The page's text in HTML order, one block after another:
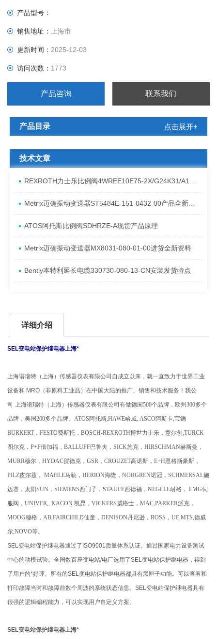
座变电站/电厂选用了SEL变电站保护继电器，得到了用户的*好
和打印故障当
产品型号：
销售地址：上海市
更新时间：2025-12-03
访问次数： 1773
产品咨询 联系我们
产品目录 点击展开+
技术文章
REXROTH力士乐比例阀4WREE10E75-2X/G24K31/A1V原厂发货资料
Metrix迈确振动变送器ST5484E-151-0432-00产品全新介绍
ATOS阿托斯比例阀SDHRZE-A现货产品原理
Metrix迈确振动变送器MX8031-080-01-00进货全新资料
Bently本特利延长电缆330730-080-13-CN安装发货特点
详细介绍
SEL变电站保护继电器上海*
上海谱瑞特（上海）传感器仪表有限公司自成立以来，就一直致力于世界工业
设备和 MRO（非原料工业品）在中国大陆的推广、销售和技术服务！我公
司 上海谱瑞特（上海）传感器仪表有限公司有做德国500个品牌，欧州300多个
品牌，美国200多个品牌。ATOS阿托斯,HAWE哈威, ASCO阿斯卡,宝德
BURKERT，FESTO费斯托，BOSCH-REXROTH博世力士乐，意尔创,TURCK
图尔克，P+F倍加福，BALLUFF巴鲁夫，SICK施克，HIRSCHMAN赫斯曼，
MURR穆尔，HYDAC贺德克，GSR，CROUZET高诺斯，E+H恩格斯豪斯，
PILZ皮尔兹， MAHLE马勒，HERION海隆，NORGREN诺冠，SCHMERSAL施
迈赛，太阳SUN，SIEMENS西门子，STAUFF西德福，NEGELE耐格， EMG伺
服阀，UNIVER,, KACON 凯昆，VICKERS威格士，MAC,PARKER派克，
MOOG穆格，AB,FAIRCHILD仙童，DENISON丹尼逊，ROSS，UE,MTS,德威
尔,NOVO等。
SEL变电站保护继电器通过了ISO9001质量体系认证。通过国家电力设备测试
中心的动模试验。全国数百座变电站/电厂选用了SEL变电站保护继电器，得到
了用户的*好评。所有的SEL变电站保护继电器都具有黑匣子功能。可以查看和
打印故障当时和故障前数个周波的系统状态信息。SEL变电站保护继电器具有
很强的逻辑编程能力，可以实现用户自定义方案。
SEL变电站保护继电器上海*